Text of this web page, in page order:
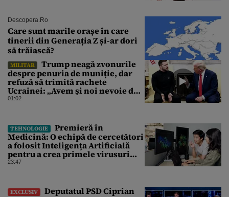
Descopera.ro
Care sunt marile orașe în care
tinerii din Generația Z și-ar dori
să trăiască?
MILITAR
Trump neagă zvonurile
despre penuria de muniție, dar
refuză să trimită rachete
Ucrainei: „Avem și noi nevoie de
rachete”
01:02
TEHNOLOGIE
Premieră în
Medicină: O echipă de cercetători
a folosit Inteligența Artificială
pentru a crea primele virusuri
sintetice la tratarea de E.coli
23:47
EXCLUSIV
Deputatul PSD Ciprian